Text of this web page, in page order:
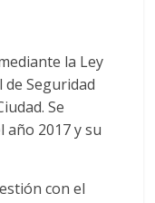
la Ley
de Seguridad
Se
2017 y su
con el